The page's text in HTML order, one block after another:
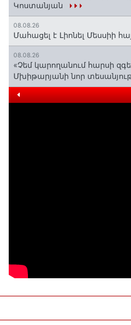
Կոստանյան
08.08.26
Մահացել է Լիոնել Մեսսիի
08.08.26
«Չեմ կարողանում հարսի
Մխիթարյանի նոր